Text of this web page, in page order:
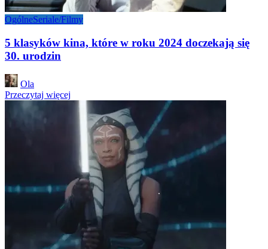
OgólneSeriale/Filmy
5 klasyków kina, które w roku 2024 doczekają się
30. urodzin
Posted
by
Ola
Przeczytaj więcej